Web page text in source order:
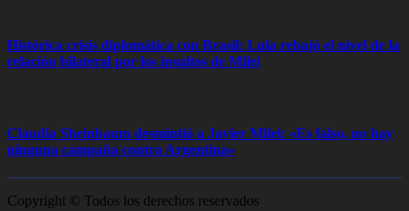
Histórica crisis diplomática con Brasil: Lula rebajó el nivel de la
relación bilateral por los insultos de Milei
Claudia Sheinbaum desmintió a Javier Milei: «Es falso, no hay
ninguna campaña contra Argentina»
Copyright © Todos los derechos reservados